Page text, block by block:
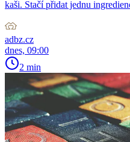
kaši. Stačí přidat jednu
adbz.cz
dnes, 09:00
2 min